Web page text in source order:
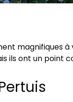
magnifiques
ils ont un point